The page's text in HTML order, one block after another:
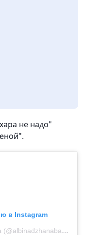
не надо"
в Instagram
Публикация от Альбина Джанабаева (@albinadzhanabaeva)